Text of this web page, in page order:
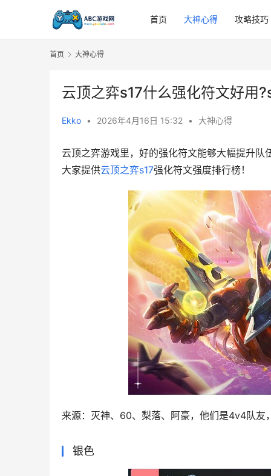
首页 大神心得 攻略技巧
首页 大神心得
云顶之弈s17什么强化符文好用
Ekko • 2026年4月16日 15:32 • 大神心得
云顶之弈游戏里，好的强化符文能够大幅提升
大家提供云顶之弈s17强化符文强度排行榜！
来源：灭神、60、梨落、阿豪，他们是4v4队
银色